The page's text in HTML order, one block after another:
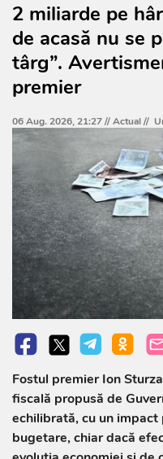
2 miliarde pe
de acasă nu se
târg”.
premier
06 Aug. 2026, 21:27 //Actual//
Fostul premier Ion
fiscală propusă de
echilibrată, cu un
bugetare, chiar dacă